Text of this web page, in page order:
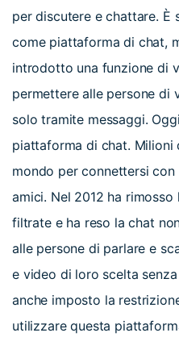
per discutere e chattare. È
come piattaforma di chat,
introdotto una funzione di
permettere alle persone di
solo tramite messaggi.
piattaforma di chat.
mondo per connettersi
amici. Nel 2012 ha
filtrate e ha reso la chat
alle persone di parlare e
e video di loro scelta
anche imposto la
utilizzare questa